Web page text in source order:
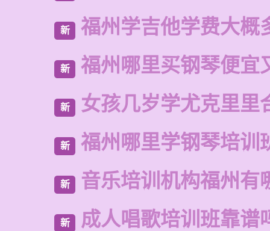
新 福州学吉他学费大概
新 福州哪里买钢琴便宜
新 女孩几岁学尤克里里
新 福州哪里学钢琴培训
新 音乐培训机构福州有
新 成人唱歌培训班靠谱